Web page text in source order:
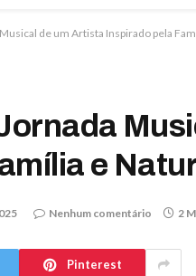
de um Artista Inspirado pela
e
Nenhum comentário 2
Pinterest